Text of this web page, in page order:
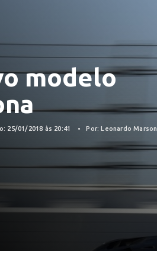
modelo
25/01/2018 às 20:41 Por: Leonardo Marson